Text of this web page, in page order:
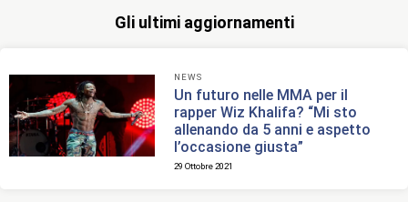
Gli ultimi aggiornamenti
NEWS
Un futuro nelle MMA per il
rapper Wiz Khalifa? “Mi sto
allenando da 5 anni e aspetto
l’occasione giusta”
29 Ottobre 2021